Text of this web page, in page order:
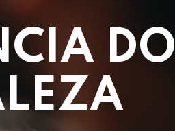
DO